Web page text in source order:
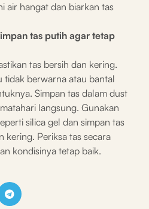
air hangat dan biarkan tas
tas putih agar tetap
tas bersih dan kering.
tidak berwarna atau bantal
Simpan tas dalam dust
langsung. Gunakan
silica gel dan simpan tas
kering. Periksa tas secara
kondisinya tetap baik.